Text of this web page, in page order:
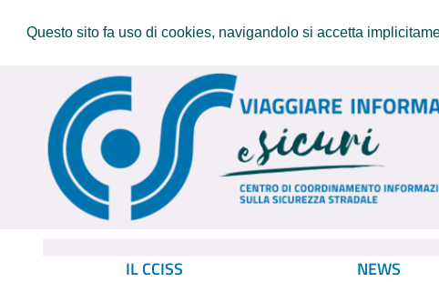
Questo sito fa uso di cookies, navigandolo si accetta
IL CCISS NEWS